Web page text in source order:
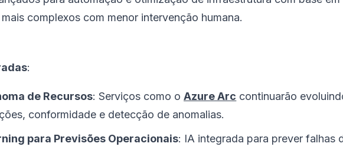
complexos com menor intervenção humana.
:
de Recursos: Serviços como oAzure Arc continuarão
conformidade e detecção de anomalias.
para Previsões Operacionais: IA integrada para prever falhas